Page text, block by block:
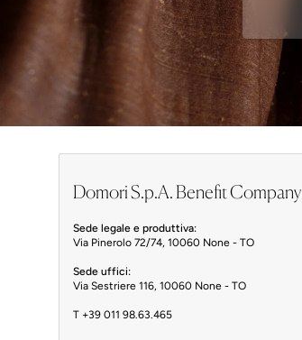
Domori S.p.A. Benefit Company
Sede legale e produttiva:
Via Pinerolo 72/74, 10060 None - TO
Sede uffici:
Via Sestriere 116, 10060 None - TO
T +39 011 98.63.465